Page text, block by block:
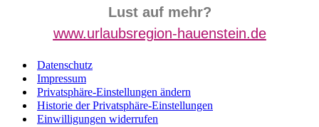
Lust auf mehr?
www.urlaubsregion-hauenstein.de
Datenschutz
Impressum
Privatsphäre-Einstellungen ändern
Historie der Privatsphäre-Einstellungen
Einwilligungen widerrufen